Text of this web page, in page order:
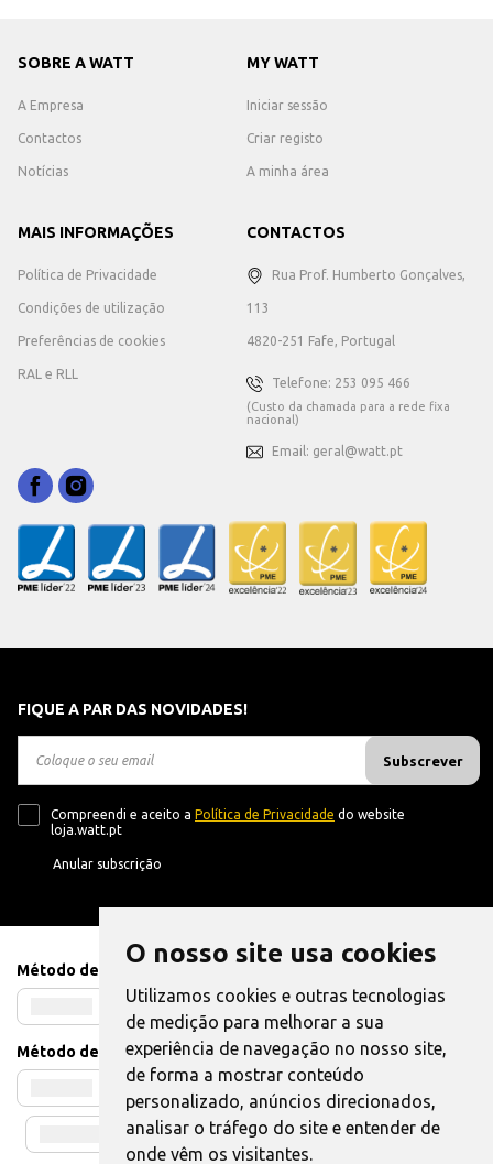
O nosso site usa cookies
Utilizamos cookies e outras tecnologias
de medição para melhorar a sua
experiência de navegação no nosso site,
de forma a mostrar conteúdo
personalizado, anúncios direcionados,
analisar o tráfego do site e entender de
onde vêm os visitantes.
SOBRE A WATT
A Empresa
Contactos
Notícias
MY WATT
Iniciar sessão
Criar registo
A minha área
MAIS INFORMAÇÕES
Política de Privacidade
Condições de utilização
Preferências de cookies
RAL e RLL
CONTACTOS
Rua Prof. Humberto Gonçalves,
113
4820-251 Fafe, Portugal
Telefone: 253 095 466
(Custo da chamada para a rede fixa
nacional)
Email: geral@watt.pt
FIQUE A PAR DAS NOVIDADES!
Subscrever
Compreendi e aceito a Política de Privacidade do website
loja.watt.pt
Anular subscrição
Método de Pagamento
Método de Envio